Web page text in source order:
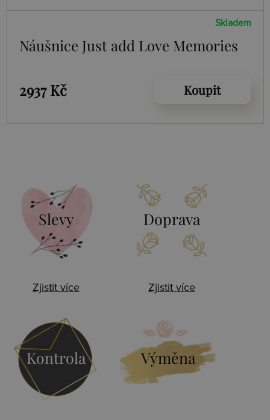
Skladem
Náušnice Just add Love Memories
2937 Kč Koupit
Slevy
Zjistit více
Doprava
Zjistit více
Kontrola Výměna